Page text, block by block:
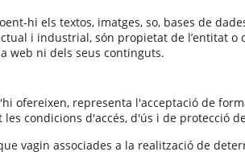
hi els textos, imatges, so, bases de
i industrial, són propietat de l’entitat
web ni dels seus continguts.
ofereixen, representa l'acceptació de
condicions d'accés, d'ús i de protecció
vagin associades a la realització de